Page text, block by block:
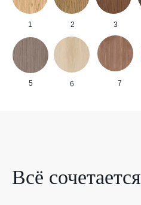
1 2 3
5 6 7
Всё сочетается